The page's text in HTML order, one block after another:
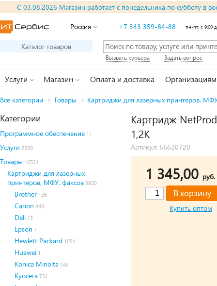
С 03.08.2026 Магазин работает с понедельника по субботу в
Россия +7 343 359-84-88 пн-пт: с 9:00
Каталог товаров
Вызвать курьера Задать вопрос
Услуги Магазин Оплата и доставка Организациям
Все категории > Товары > Картриджи для лазерных принтеров,
Категории
Программное обеспечение 11
Услуги 2530
Товары 16524
Картриджи для лазерных
принтеров, МФУ, факсов 3920
Brother 126
Canon 440
Deli 13
Epson 7
Hewlett Packard 1054
Huawei 1
Konica Minolta 143
Kyocera 751
Картридж
1,2K
Артикул: 66620720
1 345,00 руб.
Купить оптом